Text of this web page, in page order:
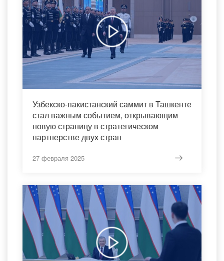
Узбекско-пакистанский саммит в Ташкенте
стал важным событием, открывающим
новую страницу в стратегическом
партнерстве двух стран
27 февраля 2025